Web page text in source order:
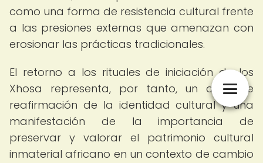
como una forma de resistencia cultural frente
a las presiones externas que amenazan con
erosionar las prácticas tradicionales.
El retorno a los rituales de iniciación de los
Xhosa representa, por tanto, un acto de
reafirmación de la identidad cultural y una
manifestación de la importancia de
preservar y valorar el patrimonio cultural
inmaterial africano en un contexto de cambio